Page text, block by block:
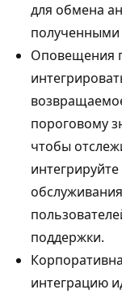
для обмена
полученными
Оповещения
пороговому
чтобы
поддержки.
интеграцию